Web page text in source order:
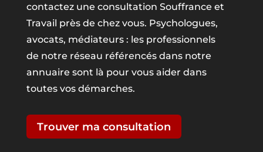
contactez une consultation Souffrance et
Travail près de chez vous. Psychologues,
avocats, médiateurs : les professionnels
de notre réseau référencés dans notre
annuaire sont là pour vous aider dans
toutes vos démarches.
Trouver ma consultation